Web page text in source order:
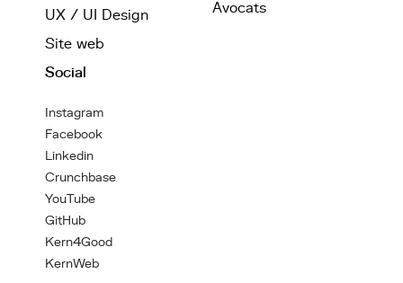
UX / UI Design
Site web
Avocats
Social
Instagram
Facebook
Linkedin
Crunchbase
YouTube
GitHub
Kern4Good
KernWeb